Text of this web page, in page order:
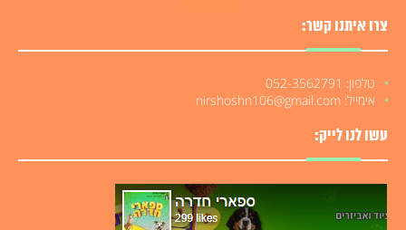
צרו איתנו קשר:
טלפון: 052-3562791
אימייל: nirshoshn106@gmail.com
עשו לנו לייק: